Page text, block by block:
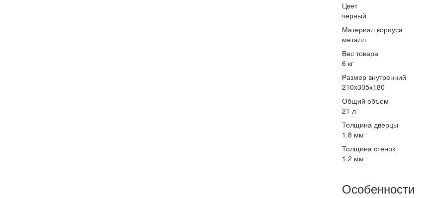
Цвет
черный
Материал корпуса
металл
Вес товара
6 кг
Размер внутренний
210х305х180
Общий объем
21 л
Толщина дверцы
1.8 мм
Толщина стенок
1.2 мм
Особенности